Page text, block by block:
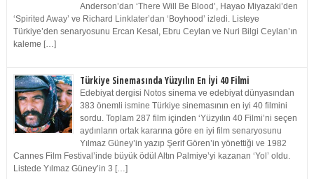
Anderson’dan ‘There Will Be Blood’, Hayao Miyazaki’den
‘Spirited Away’ ve Richard Linklater’dan ‘Boyhood’ izledi. Listeye
Türkiye’den senaryosunu Ercan Kesal, Ebru Ceylan ve Nuri Bilgi Ceylan’ın
kaleme […]
Türkiye Sinemasında Yüzyılın En İyi 40 Filmi
Edebiyat dergisi Notos sinema ve edebiyat dünyasından
383 önemli ismine Türkiye sinemasının en iyi 40 filmini
sordu. Toplam 287 film içinden ‘Yüzyılın 40 Filmi’ni seçen
aydınların ortak kararına göre en iyi film senaryosunu
Yılmaz Güney’in yazıp Şerif Gören’in yönettiği ve 1982
Cannes Film Festival’inde büyük ödül Altın Palmiye’yi kazanan ‘Yol’ oldu.
Listede Yılmaz Güney’in 3 […]